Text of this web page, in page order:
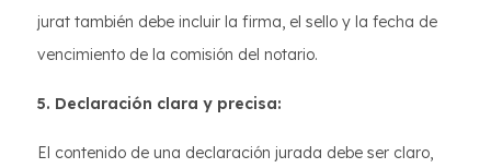
jurat también debe incluir la firma, el sello y la fecha de
vencimiento de la comisión del notario.
5. Declaración clara y precisa:
El contenido de una declaración jurada debe ser claro,